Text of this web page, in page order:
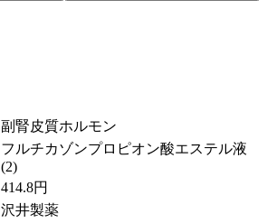
副腎皮質ホルモン
フルチカゾンプロピオン酸エステル液
(2)
414.8円
沢井製薬